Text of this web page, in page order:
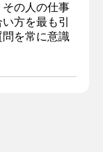
その人の仕事
方を最も引
問を常に意識